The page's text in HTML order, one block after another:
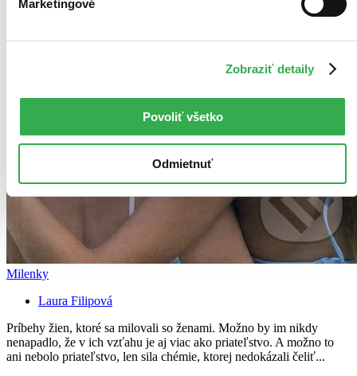
Marketingové
Zobraziť detaily
Povoliť všetko
Odmietnuť
Milenky
Laura Filipová
Príbehy žien, ktoré sa milovali so ženami. Možno by im nikdy
nenapadlo, že v ich vzťahu je aj viac ako priateľstvo. A možno to
ani nebolo priateľstvo, len sila chémie, ktorej nedokázali čeliť...